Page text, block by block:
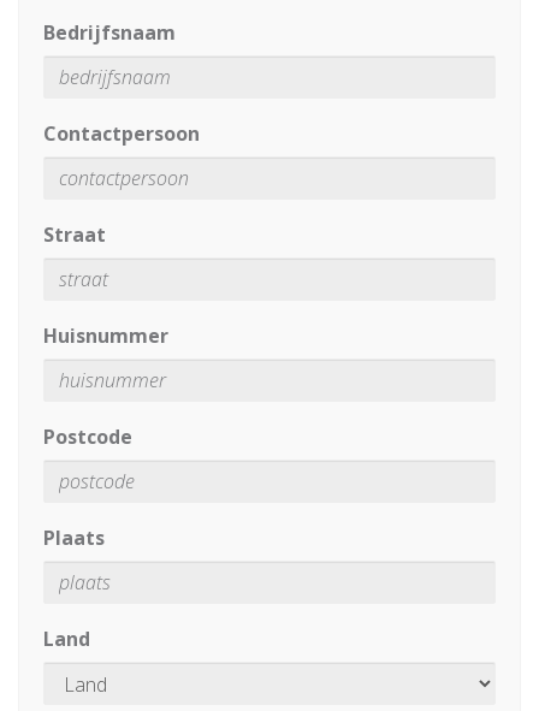
Bedrijfsnaam
Contactpersoon
Straat
Huisnummer
Postcode
Plaats
Land